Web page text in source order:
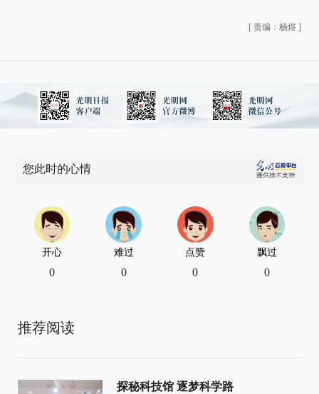
[ 责编：杨煜 ]
您此时的心情
开心
0
难过
0
点赞
0
飘过
0
推荐阅读
探秘科技馆 逐梦科学路